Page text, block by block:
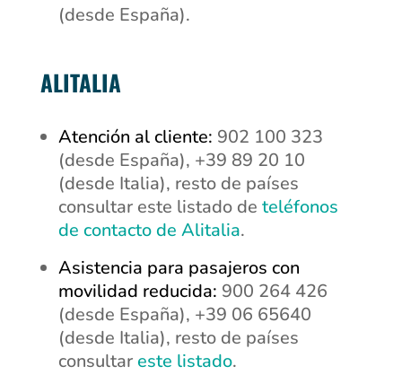
(desde España).
ALITALIA
Atención al cliente: 902 100 323
(desde España), +39 89 20 10
(desde Italia), resto de países
consultar este listado de teléfonos
de contacto de Alitalia.
Asistencia para pasajeros con
movilidad reducida: 900 264 426
(desde España), +39 06 65640
(desde Italia), resto de países
consultar este listado.